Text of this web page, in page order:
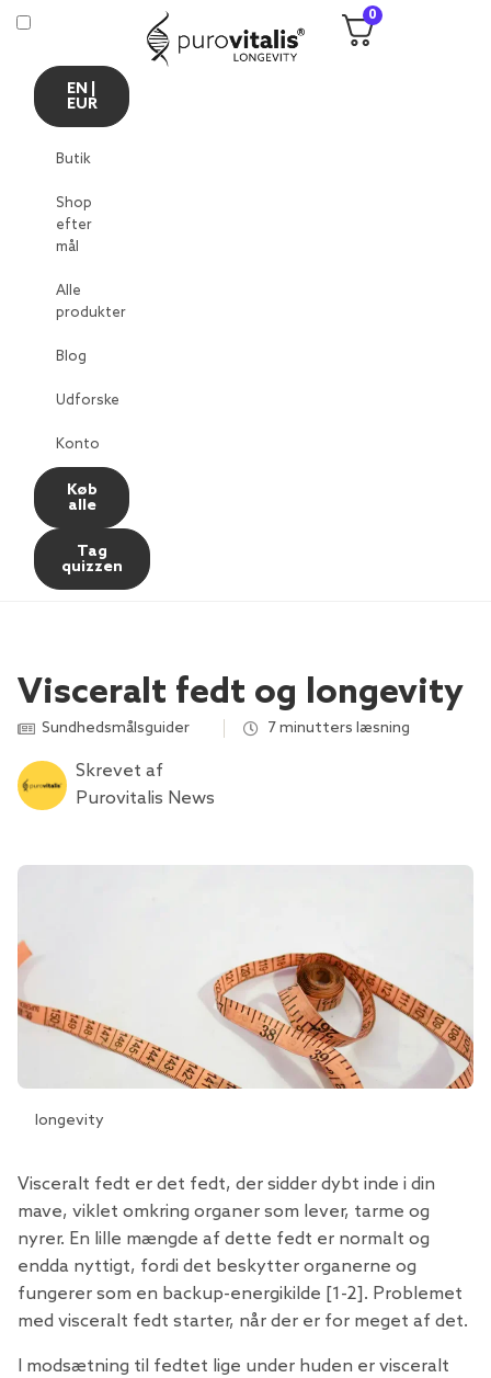
EN |
EUR
Butik
Shop
efter
mål
Alle
produkter
Blog
Udforske
Konto
Køb
alle
Tag
quizzen
0
Visceralt fedt og longevity
Sundhedsmålsguider 7 minutters læsning
Skrevet af
Purovitalis News
longevity
Visceralt fedt er det fedt, der sidder dybt inde i din
mave, viklet omkring organer som lever, tarme og
nyrer. En lille mængde af dette fedt er normalt og
endda nyttigt, fordi det beskytter organerne og
fungerer som en backup-energikilde [1-2]. Problemet
med visceralt fedt starter, når der er for meget af det.
I modsætning til fedtet lige under huden er visceralt